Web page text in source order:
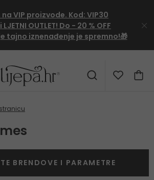
na VIP proizvode. Kod: VIP30
OUTLET! Do - 20 % OFF
tajno iznenađenje je spremno!🎁
BRENDOVE I PARAMETRE